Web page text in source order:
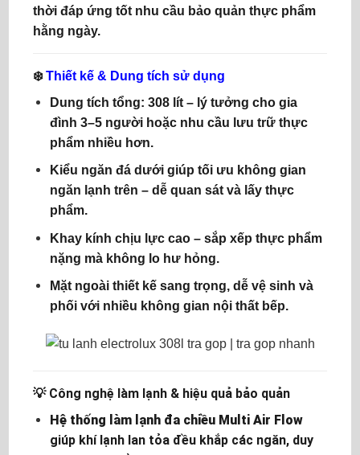
thời đáp ứng tốt nhu cầu bảo quản thực phẩm
hằng ngày.
❄️Thiết kế & Dung tích sử dụng
Dung tích tổng: 308 lít– lý tưởng cho gia
đình 3–5 người hoặc nhu cầu lưu trữ thực
phẩm nhiều hơn.
Kiểu ngăn đá dướigiúp tối ưu không gian
ngăn lạnh trên – dễ quan sát và lấy thực
phẩm.
Khay kính chịu lực cao– sắp xếp thực phẩm
nặng mà không lo hư hỏng.
Mặt ngoài thiết kế sang trọng, dễ vệ sinh và
phối với nhiều không gian nội thất bếp.
💡 Công nghệ làm lạnh & hiệu quả bảo quản
Hệ thống làm lạnh đa chiều Multi Air Flow
giúp khí lạnh lan tỏa đều khắp các ngăn, duy